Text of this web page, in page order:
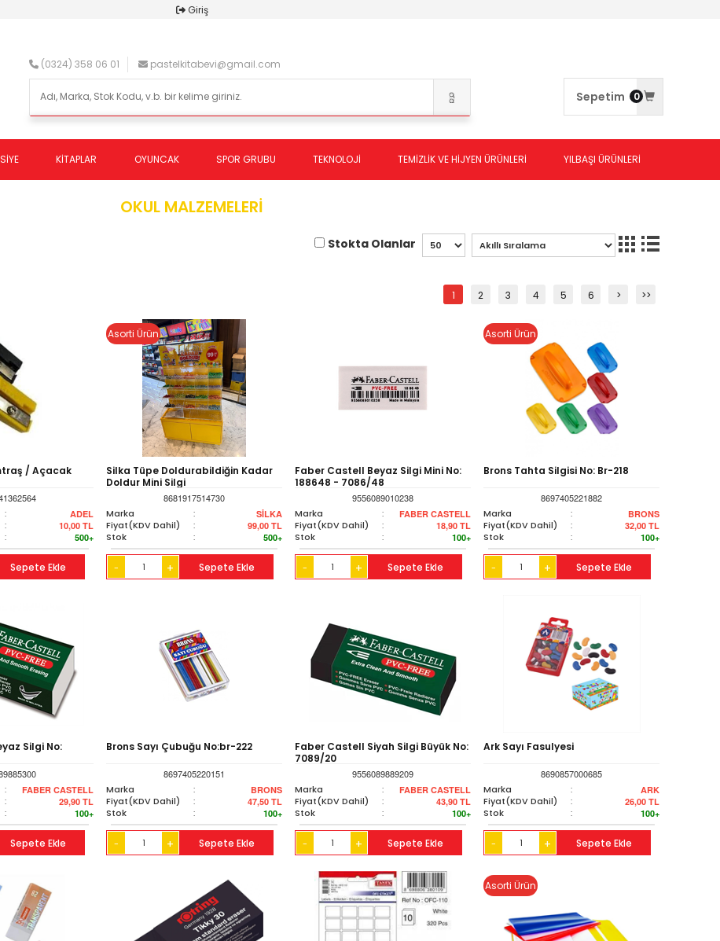
Giriş
(0324) 358 06 01 pastelkitabevi@gmail.com
Sepetim 0
KİTAPLAR OYUNCAK SPOR GRUBU TEKNOLOJİ TEMİZLİK VE HİJYEN ÜRÜNLERİ YILBAŞI ÜRÜNLERİ
OKUL MALZEMELERİ
Stokta Olanlar
1 2 3 4 5 6 > >>
/ Açacak
: ADEL
: 10,00 TL
: 500+
Sepete Ekle
Asorti Ürün
Silka Tüpe Doldurabildiğin Kadar
Doldur Mini Silgi
8681917514730
Marka
: SİLKA
Fiyat(KDV Dahil) : 99,00 TL
Stok : 500+
- + Sepete Ekle
Faber Castell Beyaz Silgi Mini No:
188648 - 7086/48
9556089010238
Marka
: FABER CASTELL
Fiyat(KDV Dahil) : 18,90 TL
Stok : 100+
- + Sepete Ekle
Asorti Ürün
Brons Tahta Silgisi No: Br-218
8697405221882
Marka
: BRONS
Fiyat(KDV Dahil) : 32,00 TL
Stok : 100+
- + Sepete Ekle
Silgi No:
: FABER CASTELL
: 29,90 TL
: 100+
Sepete Ekle
Brons Sayı Çubuğu No:br-222
8697405220151
Marka
: BRONS
Fiyat(KDV Dahil) : 47,50 TL
Stok : 100+
- + Sepete Ekle
Faber Castell Siyah Silgi Büyük No:
7089/20
9556089889209
Marka
: FABER CASTELL
Fiyat(KDV Dahil) : 43,90 TL
Stok : 100+
- + Sepete Ekle
Ark Sayı Fasulyesi
8690857000685
Marka
: ARK
Fiyat(KDV Dahil) : 26,00 TL
Stok : 100+
- + Sepete Ekle
Asorti Ürün